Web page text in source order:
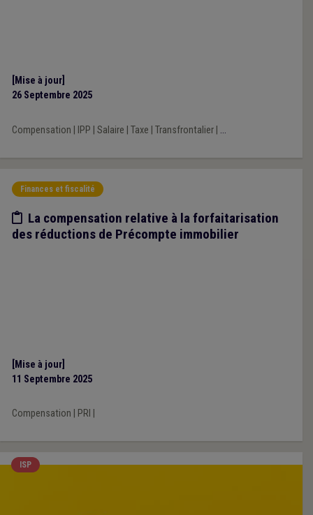
[Mise à jour]
26 Septembre 2025
Compensation IPP Salaire Taxe Transfrontalier| ...
Finances et fiscalité
Etude/chiffres
La compensation relative à la forfaitarisation
des réductions de Précompte immobilier
[Mise à jour]
11 Septembre 2025
Compensation PRI
ISP